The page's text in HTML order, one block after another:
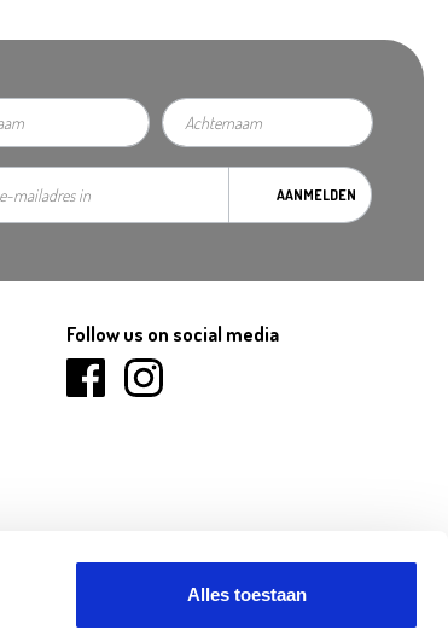
Alles toestaan
AANMELDEN
Follow us on social media